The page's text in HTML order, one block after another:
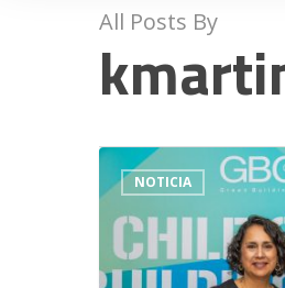
All Posts By
NOTICIA